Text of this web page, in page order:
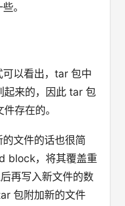
。
以看出，tar 包中
起来的，因此 tar 包
存在的。
文件的话也很简
block，将其覆盖重
再写入新文件的数
包附加新的文件